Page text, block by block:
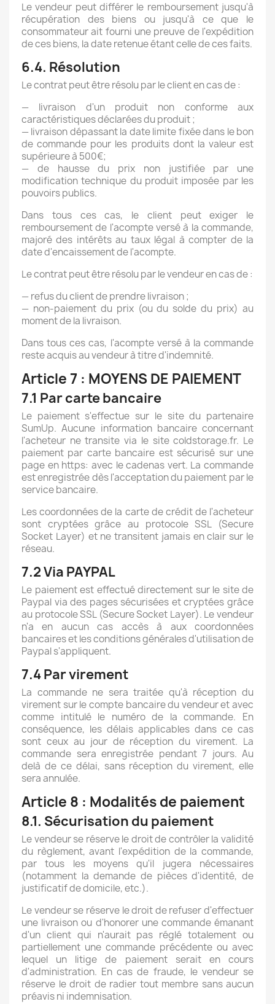
Le vendeur peut différer le remboursement jusqu'à
récupération des biens ou jusqu'à ce que le
consommateur ait fourni une preuve de l'expédition
de ces biens, la date retenue étant celle de ces faits.
6.4. Résolution
Le contrat peut être résolu par le client en cas de :
— livraison d'un produit non conforme aux
caractéristiques déclarées du produit ;
— livraison dépassant la date limite fixée dans le bon
de commande pour les produits dont la valeur est
supérieure à 500€;
— de hausse du prix non justifiée par une
modification technique du produit imposée par les
pouvoirs publics.
Dans tous ces cas, le client peut exiger le
remboursement de l'acompte versé à la commande,
majoré des intérêts au taux légal à compter de la
date d'encaissement de l'acompte.
Le contrat peut être résolu par le vendeur en cas de :
— refus du client de prendre livraison ;
— non-paiement du prix (ou du solde du prix) au
moment de la livraison.
Dans tous ces cas, l'acompte versé à la commande
reste acquis au vendeur à titre d'indemnité.
Article 7 : MOYENS DE PAIEMENT
7.1 Par carte bancaire
Le paiement s'effectue sur le site du partenaire
SumUp. Aucune information bancaire concernant
l'acheteur ne transite via le site coldstorage.fr. Le
paiement par carte bancaire est sécurisé sur une
page en https: avec le cadenas vert. La commande
est enregistrée dès l'acceptation du paiement par le
service bancaire.
Les coordonnées de la carte de crédit de l'acheteur
sont cryptées grâce au protocole SSL (Secure
Socket Layer) et ne transitent jamais en clair sur le
réseau.
7.2 Via PAYPAL
Le paiement est effectué directement sur le site de
Paypal via des pages sécurisées et cryptées grâce
au protocole SSL (Secure Socket Layer). Le vendeur
n'a en aucun cas accès à aux coordonnées
bancaires et les conditions générales d'utilisation de
Paypal s'appliquent.
7.4 Par virement
La commande ne sera traitée qu'à réception du
virement sur le compte bancaire du vendeur et avec
comme intitulé le numéro de la commande. En
conséquence, les délais applicables dans ce cas
sont ceux au jour de réception du virement. La
commande sera enregistrée pendant 7 jours. Au
delà de ce délai, sans réception du virement, elle
sera annulée.
Article 8 : Modalités de paiement
8.1. Sécurisation du paiement
Le vendeur se réserve le droit de contrôler la validité
du règlement, avant l'expédition de la commande,
par tous les moyens qu'il jugera nécessaires
(notamment la demande de pièces d'identité, de
justificatif de domicile, etc.).
Le vendeur se réserve le droit de refuser d'effectuer
une livraison ou d'honorer une commande émanant
d'un client qui n'aurait pas réglé totalement ou
partiellement une commande précédente ou avec
lequel un litige de paiement serait en cours
d'administration. En cas de fraude, le vendeur se
réserve le droit de radier tout membre sans aucun
préavis ni indemnisation.